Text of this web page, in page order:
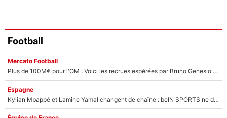
Football
Mercato Football
Plus de 100M€ pour l'OM : Voici les recrues espérées par Bruno Genesio et Grégory Lorenzi après l’opération dégraissage
Espagne
Kylian Mbappé et Lamine Yamal changent de chaîne : beIN SPORTS ne digère pas cette décision historique et prédit un fiasco pour la Liga